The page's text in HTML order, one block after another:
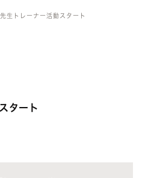
生トレーナー活動スタート
タート